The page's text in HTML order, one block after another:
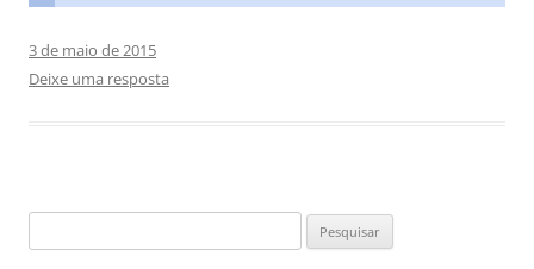
3 de maio de 2015
Deixe uma resposta
por: